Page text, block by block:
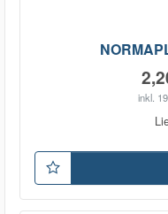
inkl.